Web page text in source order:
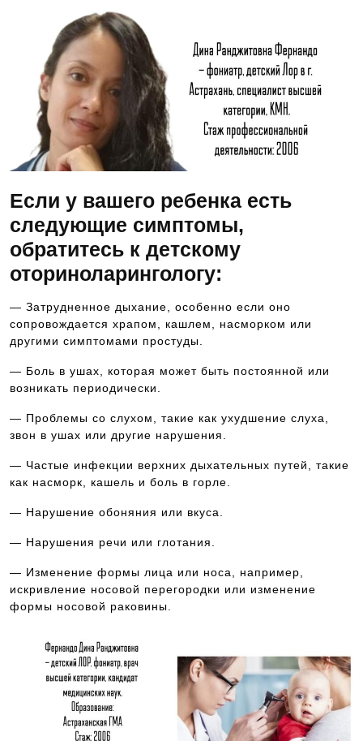
Если у вашего ребенка есть
следующие симптомы,
обратитесь к детскому
оториноларингологу:
— Затрудненное дыхание, особенно если оно
сопровождается храпом, кашлем, насморком или
другими симптомами простуды.
— Боль в ушах, которая может быть постоянной или
возникать периодически.
— Проблемы со слухом, такие как ухудшение слуха,
звон в ушах или другие нарушения.
— Частые инфекции верхних дыхательных путей, такие
как насморк, кашель и боль в горле.
— Нарушение обоняния или вкуса.
— Нарушения речи или глотания.
— Изменение формы лица или носа, например,
искривление носовой перегородки или изменение
формы носовой раковины.